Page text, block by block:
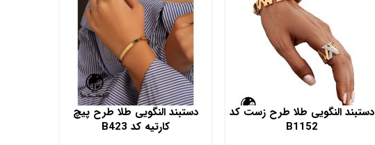
دستبند النگویی طلا طرح زست کد
B1152
دستبند النگویی طلا طرح پیچ
کارتیه کد B423